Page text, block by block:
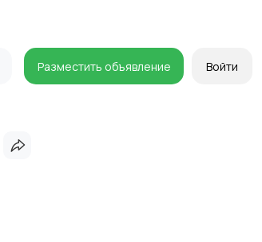
Разместить объявление Войти